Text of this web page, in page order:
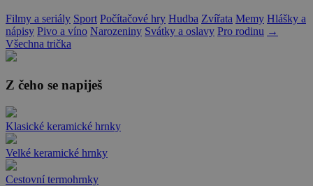
Filmy a seriály Sport Počítačové hry Hudba Zvířata Memy Hlášky a
nápisy Pivo a víno Narozeniny Svátky a oslavy Pro rodinu →
Všechna trička
Z čeho se napiješ
Klasické keramické hrnky
Velké keramické hrnky
Cestovní termohrnky